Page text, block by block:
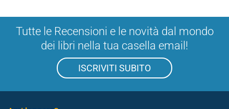
Tutte le Recensioni e le novità dal mondo
dei libri nella tua casella email!
ISCRIVITI SUBITO